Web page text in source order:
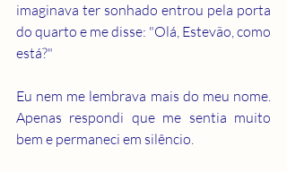
imaginava ter sonhado entrou pela porta
do quarto e me disse: "Olá, Estevão, como
está?"
Eu nem me lembrava mais do meu nome.
Apenas respondi que me sentia muito
bem e permaneci em silêncio.